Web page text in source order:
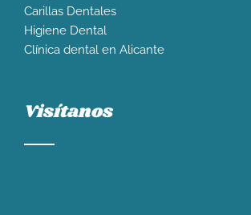
Carillas Dentales
Higiene Dental
Clínica dental en Alicante
Visítanos